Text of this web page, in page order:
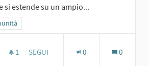
si estende su un ampio...
I luoghi della comunità
1 1 SOSTENITORI
SEGUI 0 0